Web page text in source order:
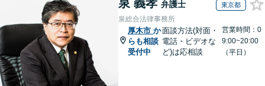
泉 義孝 弁護士 東京都
泉総合法律事務所
厚木市 か
らも相談
受付中
面談方法(対面・
電話・ビデオな
ど)は応相談
営業時間：0
9:00~20:00
（平日）